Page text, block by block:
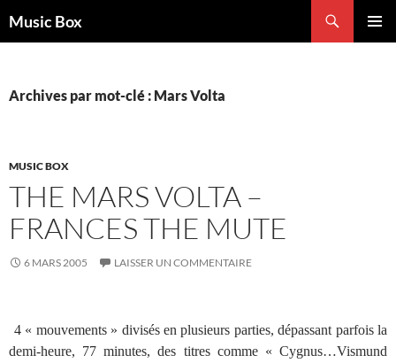
auMusic Box
Archives par mot-clé : Mars Volta
MUSIC BOX
THE MARS VOLTA –
FRANCES THE MUTE
6 MARS 2005 LAISSER UN COMMENTAIRE
4 « mouvements » divisés en plusieurs parties, dépassant parfois la
demi-heure, 77 minutes, des titres comme « Cygnus…Vismund